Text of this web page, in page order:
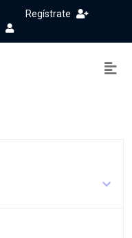
Regístrate